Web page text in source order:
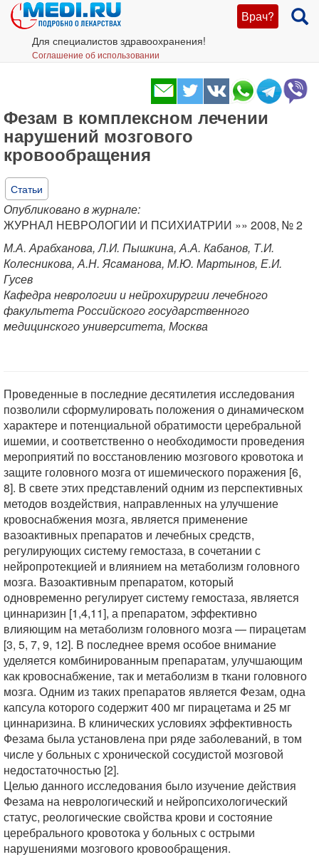
Врач?
Для специалистов здравоохранения!
Соглашение об использовании
Фезам в комплексном лечении
нарушений мозгового
кровообращения
Статьи
Опубликовано в журнале:
ЖУРНАЛ НЕВРОЛОГИИ И ПСИХИАТРИИ »» 2008, № 2
М.А. Арабханова, Л.И. Пышкина, А.А. Кабанов, Т.И.
Колесникова, А.Н. Ясаманова, М.Ю. Мартынов, Е.И.
Гусев
Кафедра неврологии и нейрохирургии лечебного
факультета Российского государственного
медицинского университета, Москва
Проведенные в последние десятилетия исследования
позволили сформулировать положения о динамическом
характере и потенциальной обратимости церебральной
ишемии, и соответственно о необходимости проведения
мероприятий по восстановлению мозгового кровотока и
защите головного мозга от ишемического поражения [6,
8]. В свете этих представлений одним из перспективных
методов воздействия, направленных на улучшение
кровоснабжения мозга, является применение
вазоактивных препаратов и лечебных средств,
регулирующих систему гемостаза, в сочетании с
нейропротекцией и влиянием на метаболизм головного
мозга. Вазоактивным препаратом, который
одновременно регулирует систему гемостаза, является
циннаризин [1,4,11], а препаратом, эффективно
влияющим на метаболизм головного мозга — пирацетам
[3, 5, 7, 9, 12]. В последнее время особое внимание
уделяется комбинированным препаратам, улучшающим
как кровоснабжение, так и метаболизм в ткани головного
мозга. Одним из таких препаратов является Фезам, одна
капсула которого содержит 400 мг пирацетама и 25 мг
циннаризина. В клинических условиях эффективность
Фезама была установлена при ряде заболеваний, в том
числе у больных с хронической сосудистой мозговой
недостаточностью [2].
Целью данного исследования было изучение действия
Фезама на неврологический и нейропсихологический
статус, реологические свойства крови и состояние
церебрального кровотока у больных с острыми
нарушениями мозгового кровообращения.